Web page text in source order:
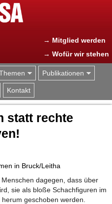
→ Mitglied werden
→ Wofür wir stehen
Publikationen
Kontakt
statt rechte
in Bruck/Leitha
dagegen, dass über
sie als bloße Schachfiguren im
geschoben werden.